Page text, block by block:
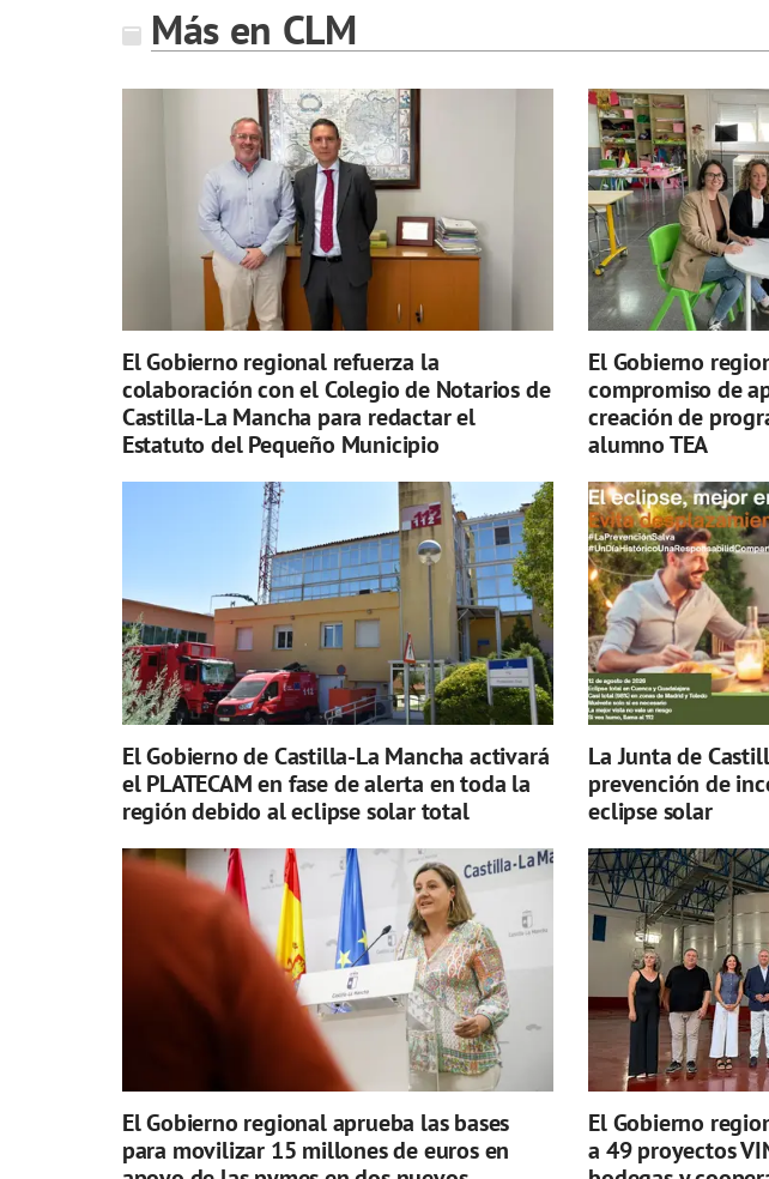
Más en CLM
El Gobierno regional refuerza la
colaboración con el Colegio de Notarios de
Castilla-La Mancha para redactar el
Estatuto del Pequeño Municipio
El Gobierno
compromiso de
creación de
alumno TEA
El Gobierno de Castilla-La Mancha activará
el PLATECAM en fase de alerta en toda la
región debido al eclipse solar total
La Junta de
prevención de
eclipse solar
El Gobierno regional aprueba las bases
para movilizar 15 millones de euros en
El Gobierno
a 49 proyectos